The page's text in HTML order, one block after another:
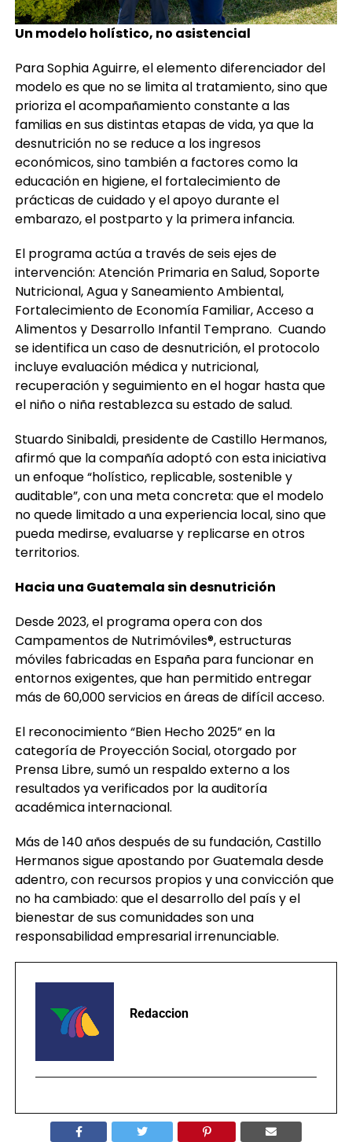
Un modelo holístico, no asistencial
Para Sophia Aguirre, el elemento diferenciador del
modelo es que no se limita al tratamiento, sino que
prioriza el acompañamiento constante a las
familias en sus distintas etapas de vida, ya que la
desnutrición no se reduce a los ingresos
económicos, sino también a factores como la
educación en higiene, el fortalecimiento de
prácticas de cuidado y el apoyo durante el
embarazo, el postparto y la primera infancia.
El programa actúa a través de seis ejes de
intervención: Atención Primaria en Salud, Soporte
Nutricional, Agua y Saneamiento Ambiental,
Fortalecimiento de Economía Familiar, Acceso a
Alimentos y Desarrollo Infantil Temprano. Cuando
se identifica un caso de desnutrición, el protocolo
incluye evaluación médica y nutricional,
recuperación y seguimiento en el hogar hasta que
el niño o niña restablezca su estado de salud.
Stuardo Sinibaldi, presidente de Castillo Hermanos,
afirmó que la compañía adoptó con esta iniciativa
un enfoque “holístico, replicable, sostenible y
auditable”, con una meta concreta: que el modelo
no quede limitado a una experiencia local, sino que
pueda medirse, evaluarse y replicarse en otros
territorios.
Hacia una Guatemala sin desnutrición
Desde 2023, el programa opera con dos
Campamentos de Nutrimóviles®, estructuras
móviles fabricadas en España para funcionar en
entornos exigentes, que han permitido entregar
más de 60,000 servicios en áreas de difícil acceso.
El reconocimiento “Bien Hecho 2025” en la
categoría de Proyección Social, otorgado por
Prensa Libre, sumó un respaldo externo a los
resultados ya verificados por la auditoría
académica internacional.
Más de 140 años después de su fundación, Castillo
Hermanos sigue apostando por Guatemala desde
adentro, con recursos propios y una convicción que
no ha cambiado: que el desarrollo del país y el
bienestar de sus comunidades son una
responsabilidad empresarial irrenunciable.
Redaccion